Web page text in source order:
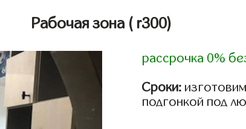
Рабочая зона ( r300)
рассрочка 0%
Сроки:
подгонкой под